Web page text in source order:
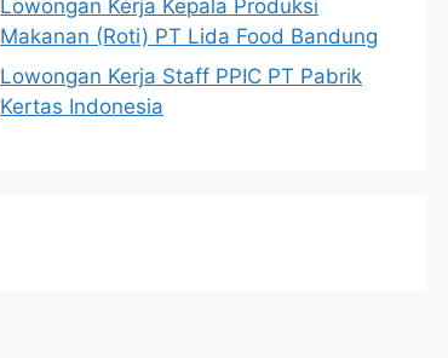
Lowongan Kerja Kepala Produksi
Makanan (Roti) PT Lida Food Bandung
Lowongan Kerja Staff PPIC PT Pabrik
Kertas Indonesia